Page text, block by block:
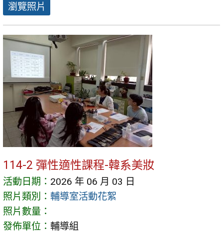
瀏覽照片
114-2 彈性適性課程-韓系美妝
活動日期： 2026 年 06 月 03 日
照片類別： 輔導室活動花絮
照片數量：
發佈單位： 輔導組